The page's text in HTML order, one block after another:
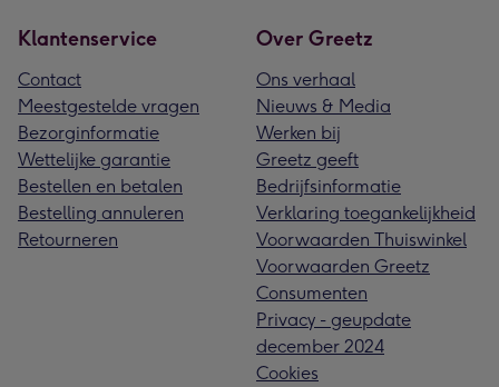
Klantenservice
Contact
Meestgestelde vragen
Bezorginformatie
Wettelijke garantie
Bestellen en betalen
Bestelling annuleren
Retourneren
Over Greetz
Ons verhaal
Nieuws & Media
Werken bij
Greetz geeft
Bedrijfsinformatie
Verklaring toegankelijkheid
Voorwaarden Thuiswinkel
Voorwaarden Greetz
Consumenten
Privacy - geupdate
december 2024
Cookies